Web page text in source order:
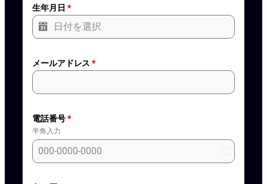
生年月日 *
メールアドレス*
電話番号*
半角入力
Japan